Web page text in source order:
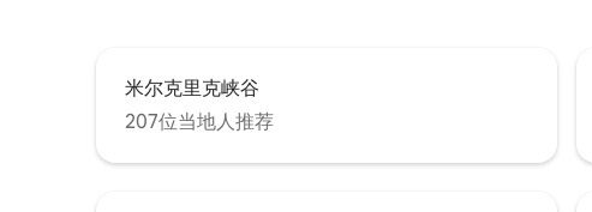
厨房、独立洗衣机和烘干机，当然还有专
用的私人前后入口。 您可以使用我们的无
钥匙锁上的唯一代码进入房源。 此外，请
随意享受大后院！ 有室外座位和烧烤架。
米尔克里克峡谷
207位当地人推荐